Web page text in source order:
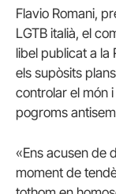
Flavio Romani,
LGTB italià, el
libel publicat a la
els supòsits
controlar el món
pogroms
«Ens acusen de
moment de